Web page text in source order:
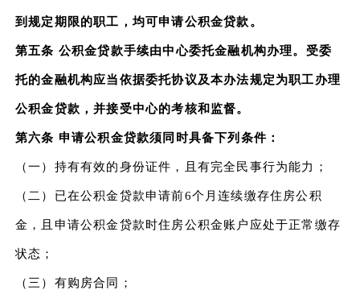
到规定期限的职工，均可申请公积金贷款。
第五条 公积金贷款手续由中心委托金融机构办理。受委
托的金融机构应当依据委托协议及本办法规定为职工办理
公积金贷款，并接受中心的考核和监督。
第六条 申请公积金贷款须同时具备下列条件：
（一）持有有效的身份证件，且有完全民事行为能力；
（二）已在公积金贷款申请前6个月连续缴存住房公积
金，且申请公积金贷款时住房公积金账户应处于正常缴存
状态；
（三）有购房合同；